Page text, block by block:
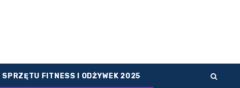
SPRZĘTU FITNESS I ODŻYWEK 2025